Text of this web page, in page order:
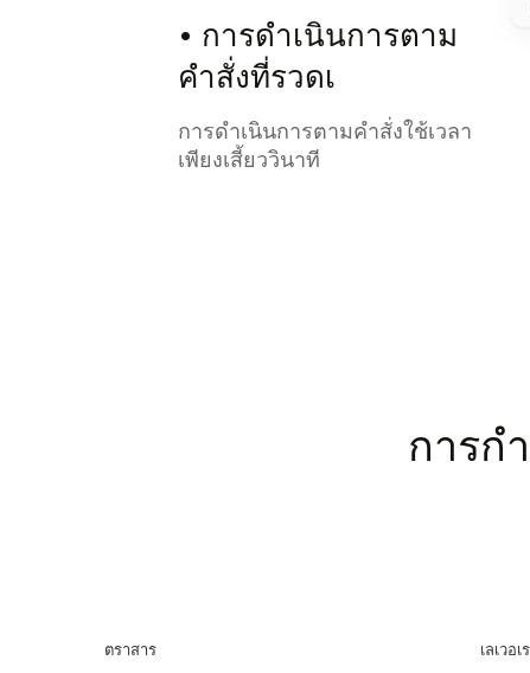
• การดำเนินการตาม
คำสั่งที่รวดเ
การดำเนินการตามคำสั่งใช้เวลา
เพียงเสี้ยววินาที
การก
ตราสาร เลเวอเ